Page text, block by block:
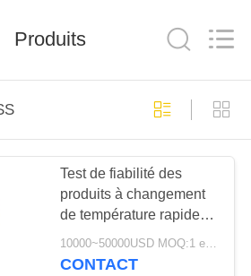
d'essai de
Produits
Test de fiabilité des
produits à changement
de température rapide
de la chambre ESS en
acier inoxydable LIYI
10000~50000USD MOQ:1 ensemble
CONTACT